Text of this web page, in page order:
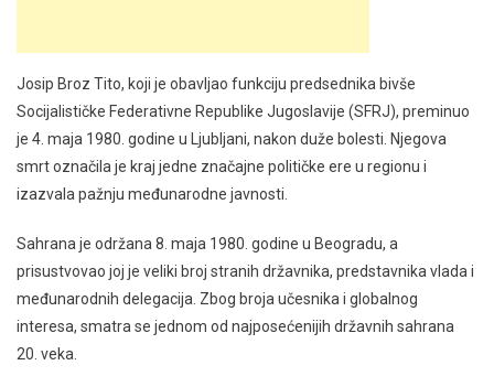
Josip Broz Tito, koji je obavljao funkciju predsednika bivše
Socijalističke Federativne Republike Jugoslavije (SFRJ), preminuo
je 4. maja 1980. godine u Ljubljani, nakon duže bolesti. Njegova
smrt označila je kraj jedne značajne političke ere u regionu i
izazvala pažnju međunarodne javnosti.
Sahrana je održana 8. maja 1980. godine u Beogradu, a
prisustvovao joj je veliki broj stranih državnika, predstavnika vlada i
međunarodnih delegacija. Zbog broja učesnika i globalnog
interesa, smatra se jednom od najposećenijih državnih sahrana
20. veka.